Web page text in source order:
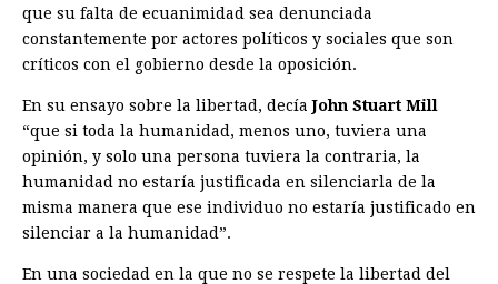
que su falta de ecuanimidad sea denunciada
constantemente por actores políticos y sociales que son
críticos con el gobierno desde la oposición.
En su ensayo sobre la libertad, decíaJohn Stuart Mill
“que si toda la humanidad, menos uno, tuviera una
opinión, y solo una persona tuviera la contraria, la
humanidad no estaría justificada en silenciarla de la
misma manera que ese individuo no estaría justificado en
silenciar a la huma­nidad”.
En una sociedad en la que no se respete la libertad del